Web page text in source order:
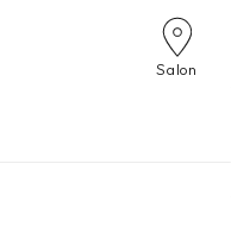
Salon